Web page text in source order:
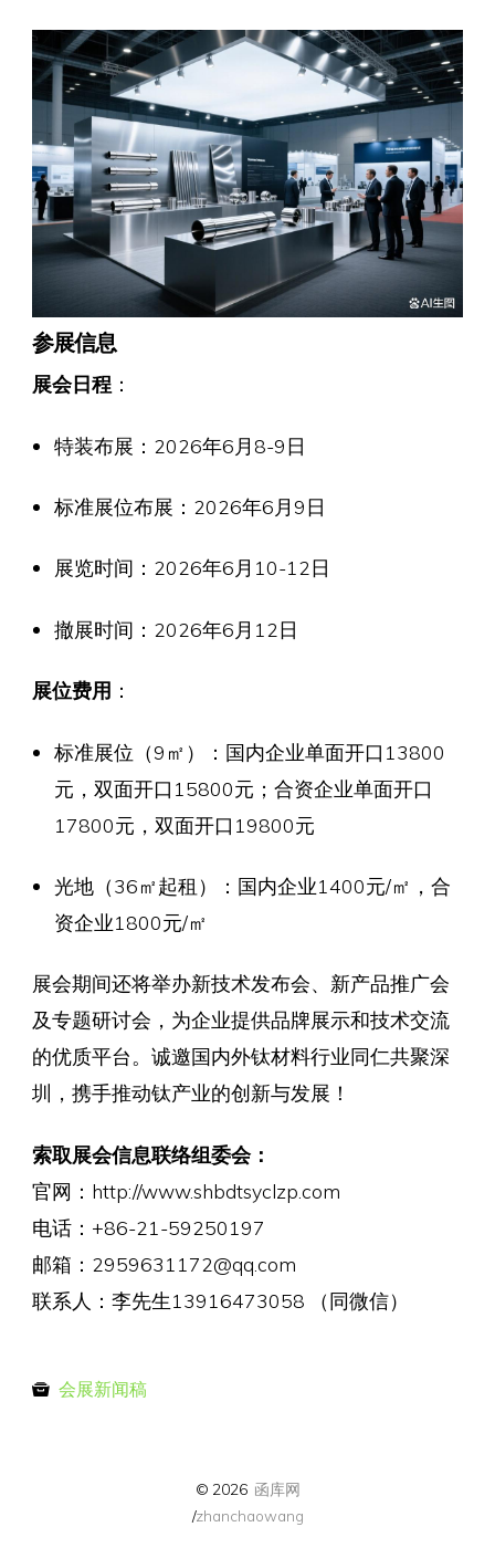
参展信息
展会日程：
特装布展：2026年6月8-9日
标准展位布展：2026年6月9日
展览时间：2026年6月10-12日
撤展时间：2026年6月12日
展位费用 ：
标准展位（9㎡）：国内企业单面开口13800
元，双面开口15800元；合资企业单面开口
17800元，双面开口19800元
光地（36㎡起租）：国内企业1400元/㎡，合
资企业1800元/㎡
展会期间还将举办新技术发布会、新产品推广会
及专题研讨会，为企业提供品牌展示和技术交流
的优质平台。诚邀国内外钛材料行业同仁共聚深
圳，携手推动钛产业的创新与发展！
索取展会信息联络组委会：
官网：http://www.shbdtsyclzp.com
电话：+86-21-59250197
邮箱：2959631172@qq.com
联系人：李先生13916473058 （同微信）
会展新闻稿
© 2026 函库网
/zhanchaowang